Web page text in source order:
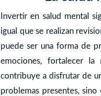
Invertir en salud mental
igual que se realizan
puede ser una forma de
emociones, fortalecer la
contribuye a disfrutar de
problemas presentes,